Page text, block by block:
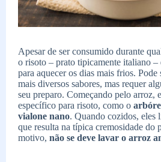
Apesar de ser consumido durante
o risoto – prato tipicamente italiano –
para aquecer os dias mais frios.
mais diversos sabores, mas requer
seu preparo. Começando pelo arroz,
específico para risoto, como o
vialone nano. Quando cozidos, eles
que resulta na típica cremosidade do
motivo, não se deve lavar o arroz